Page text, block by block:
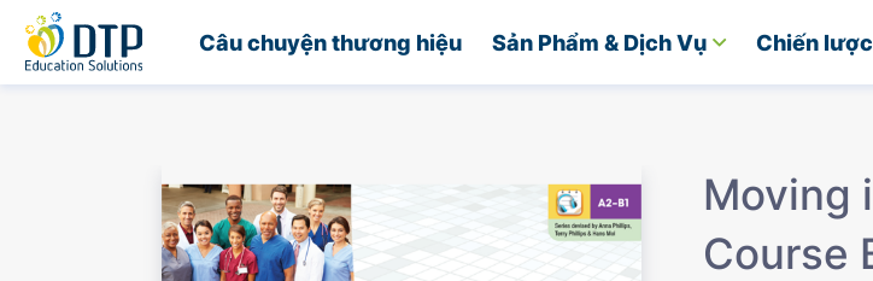
Câu chuyện thương hiệu Sản Phẩm & Dịch Vụ Chiến
Trang chủ
Moving
Course